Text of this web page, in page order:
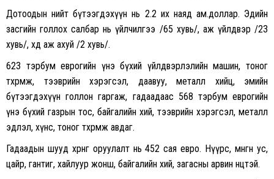
Дотоодын нийт бүтээгдэхүүн нь 2.2 их наяд ам.доллар. Эдийн
засгийн голлох салбар нь үйлчилгээ /65 хувь/, аж үйлдвэр /23
хувь/, хөдөө аж ахуй /2 хувь/.
623 тэрбум еврогийн үнэ бүхий үйлдвэрлэлийн машин, тоног
төхөөрөмж, тээврийн хэрэгсэл, даавуу, металл хийц, эмийн
бүтээгдэхүүн голлон гаргаж, гадаадаас 568 тэрбум еврогийн
үнэ бүхий газрын тос, байгалийн хий, тээврийн хэрэгсэл, металл
эдлэл, хүнс, тоног төхөөрөмж авдаг.
Гадаадын шууд хөрөнгө оруулалт нь 452 сая евро. Нүүрс, мөнгөн ус,
цайр, гантиг, хайлуур жонш, байгалийн хий, загасны арвин нөөцтэй.